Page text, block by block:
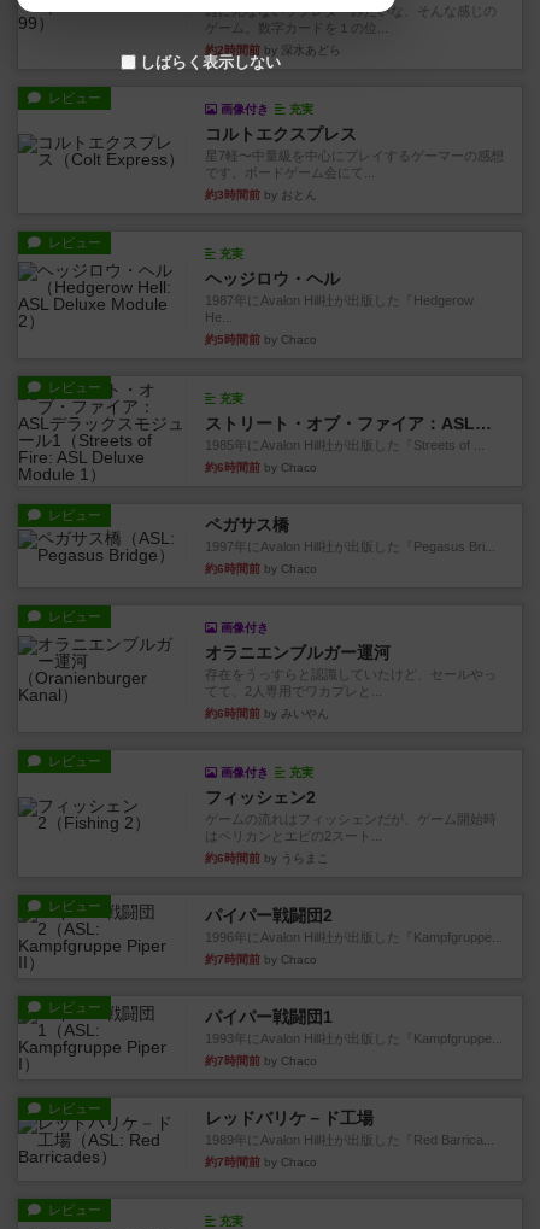
雑に死なないラブレターみたいな、そんな感じの
ゲーム。数字カードを１の位...
約2時間前 by 深水あどら
レビュー
画像付き 充実
コルトエクスプレス
星7軽〜中量級を中心にプレイするゲーマーの感想
です。ボードゲーム会にて...
約3時間前 by おとん
レビュー
充実
ヘッジロウ・ヘル
1987年にAvalon Hill社が出版した『Hedgerow
He...
約5時間前 by Chaco
レビュー
充実
ストリート・オブ・ファイア：ASLデラックスモジュール1
1985年にAvalon Hill社が出版した『Streets of ...
約6時間前 by Chaco
レビュー ペガサス橋
1997年にAvalon Hill社が出版した『Pegasus Bri...
約6時間前 by Chaco
レビュー
画像付き
オラニエンブルガー運河
存在をうっすらと認識していたけど、セールやっ
てて、2人専用でワカプレと...
約6時間前 by みいやん
レビュー
画像付き 充実
フィッシェン2
ゲームの流れはフィッシェンだが、ゲーム開始時
はペリカンとエビの2スート...
約6時間前 by うらまこ
レビュー パイパー戦闘団2
1996年にAvalon Hill社が出版した『Kampfgruppe...
約7時間前 by Chaco
レビュー パイパー戦闘団1
1993年にAvalon Hill社が出版した『Kampfgruppe...
約7時間前 by Chaco
レビュー レッドバリケ－ド工場
1989年にAvalon Hill社が出版した『Red Barrica...
約7時間前 by Chaco
レビュー
充実
しばらく表示しない